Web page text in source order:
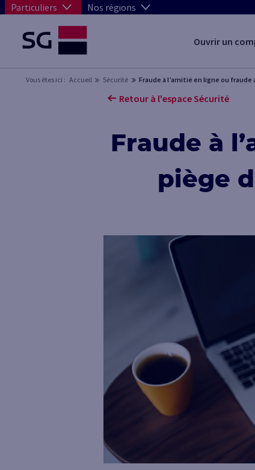
Particuliers Nos régions
Ouvrir un
Vous êtes ici : Accueil Sécurité Fraude à l’amitié en ligne ou
Retour à l'espace Sécurité
Fraude à
piège